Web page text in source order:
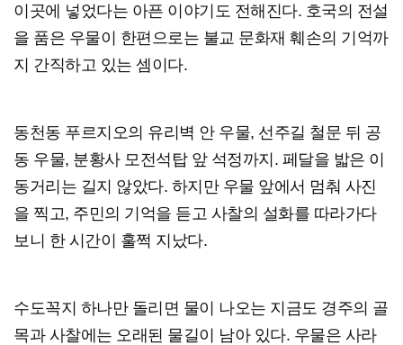
이곳에 넣었다는 아픈 이야기도 전해진다. 호국의 전설
을 품은 우물이 한편으로는 불교 문화재 훼손의 기억까
지 간직하고 있는 셈이다.
동천동 푸르지오의 유리벽 안 우물, 선주길 철문 뒤 공
동 우물, 분황사 모전석탑 앞 석정까지. 페달을 밟은 이
동거리는 길지 않았다. 하지만 우물 앞에서 멈춰 사진
을 찍고, 주민의 기억을 듣고 사찰의 설화를 따라가다
보니 한 시간이 훌쩍 지났다.
수도꼭지 하나만 돌리면 물이 나오는 지금도 경주의 골
목과 사찰에는 오래된 물길이 남아 있다. 우물은 사라